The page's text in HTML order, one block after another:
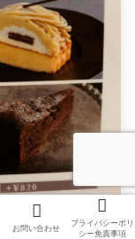
お問い合わせ
プライバシーポリ
シー免責事項